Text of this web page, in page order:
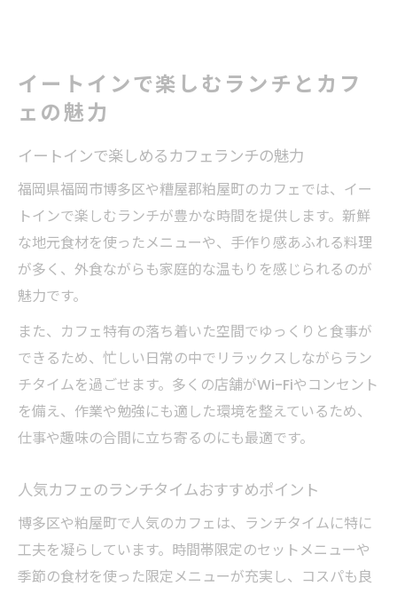
イートインで楽しむランチとカフ
ェの魅力
イートインで楽しめるカフェランチの魅力
福岡県福岡市博多区や糟屋郡粕屋町のカフェでは、イー
トインで楽しむランチが豊かな時間を提供します。新鮮
な地元食材を使ったメニューや、手作り感あふれる料理
が多く、外食ながらも家庭的な温もりを感じられるのが
魅力です。
また、カフェ特有の落ち着いた空間でゆっくりと食事が
できるため、忙しい日常の中でリラックスしながらラン
チタイムを過ごせます。多くの店舗がWi-Fiやコンセント
を備え、作業や勉強にも適した環境を整えているため、
仕事や趣味の合間に立ち寄るのにも最適です。
人気カフェのランチタイムおすすめポイント
博多区や粕屋町で人気のカフェは、ランチタイムに特に
工夫を凝らしています。時間帯限定のセットメニューや
季節の食材を使った限定メニューが充実し、コスパも良